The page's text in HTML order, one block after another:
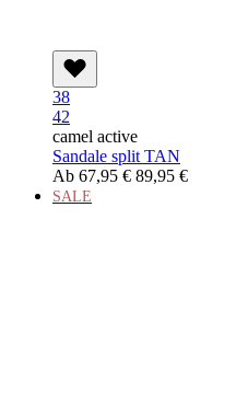
38
42
camel active
Sandale split TAN
Ab 67,95 € 89,95 €
SALE